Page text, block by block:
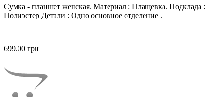
Сумка - планшет женская. Материал : Плащевка. Подклада :
Полиэстер Детали : Одно основное отделение ..
699.00 грн